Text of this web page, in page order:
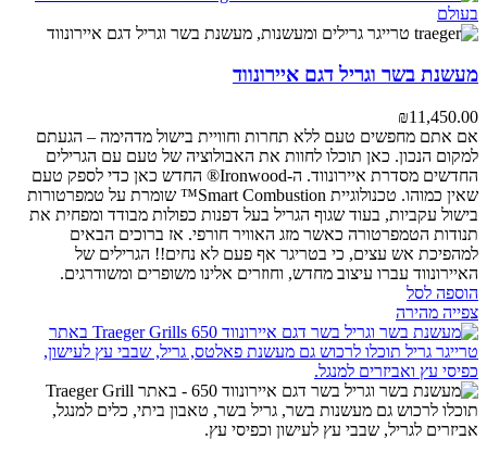
מעשנת בשר וגריל דגם איירונווד
₪11,450.00
אם אתם מחפשים טעם ללא תחרות וחוויית בישול מדהימה – הגעתם
למקום הנכון. כאן תוכלו לחוות את האבולוציה של טעם עם הגרילים
החדשים מסדרת איירונווד. ה-Ironwood® החדש כאן כדי לספק טעם
שאין כמוהו. טכנולוגיית Smart Combustion™ שומרת על טמפרטורות
בישול עקביות, בעוד שגוף הגריל בעל דפנות כפולות מבודד ומפחית את
תנודות הטמפרטורה כאשר מזג האוויר חורפי. אז ברוכים הבאים
למהפיכת אש עצים, כי בטריגר אף פעם לא נחים!! הגרילים של
האיירונווד עברו עיצוב מחדש, וחוזרים אלינו משופרים ומשודרגים.
הוספה לסל
צפייה מהירה